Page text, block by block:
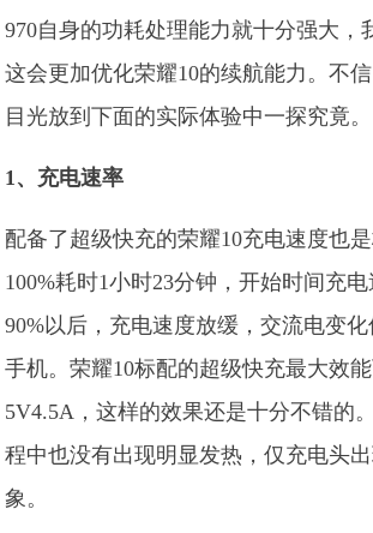
970自身的功耗处理能力就十分强大，
这会更加优化荣耀10的续航能力。不
目光放到下面的实际体验中一探究竟。
1、充电速率
配备了超级快充的荣耀10充电速度也
100%耗时1小时23分钟，开始时间充电
90%以后，充电速度放缓，交流电变
手机。荣耀10标配的超级快充最大效
5V4.5A，这样的效果还是十分不错的
程中也没有出现明显发热，仅充电头
象。